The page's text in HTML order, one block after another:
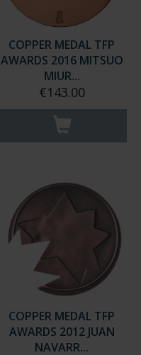
COPPER MEDAL TFP
AWARDS 2016 MITSUO
MIUR...
€143.00
COPPER MEDAL TFP
AWARDS 2012 JUAN
NAVARR...